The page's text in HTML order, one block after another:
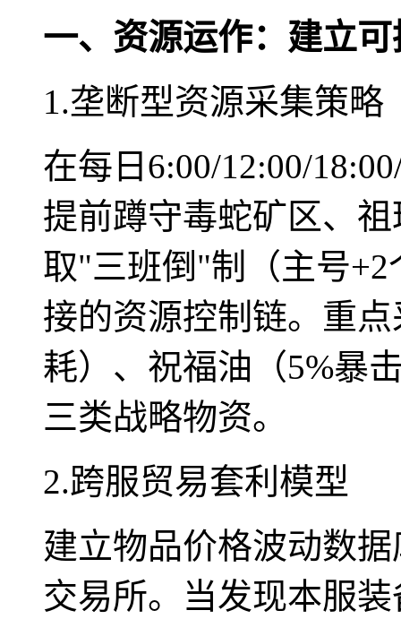
一、资源运作：建立
1.垄断型资源采集策略
在每日6:00/12:00/
提前蹲守毒蛇矿区、
取"三班倒"制（主号
接的资源控制链。重
耗）、祝福油（5%暴
三类战略物资。
2.跨服贸易套利模型
建立物品价格波动数
交易所。当发现本服